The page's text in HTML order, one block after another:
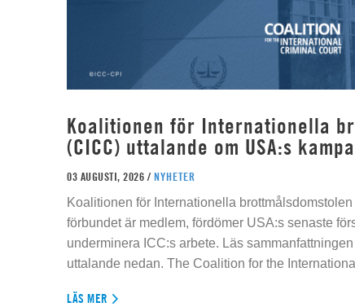
Koalitionen för Internationella
(CICC) uttalande om USA:s
03 AUGUSTI, 2026 / NYHETER
Koalitionen för Internationella
förbundet är medlem, fördömer USA:s senaste
underminera ICC:s arbete. Läs
uttalande nedan. The Coalition for the International
LÄS MER